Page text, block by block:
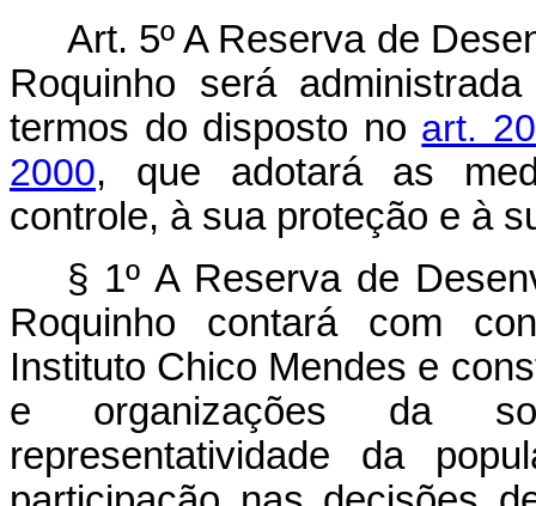
Art. 5º A Reserva de
Roquinho será
termos do disposto no art.
2000, que adotará as
controle, à sua proteção e à
§ 1º A Reserva de
Roquinho contará com
Instituto Chico Mendes e
e organizações da
representatividade da